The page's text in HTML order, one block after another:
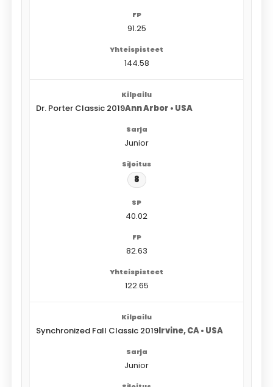
91.25
144.58
Dr. Porter Classic 2019Ann Arbor • USA
Junior
8
40.02
82.63
122.65
Synchronized Fall Classic 2019Irvine, CA • USA
Junior